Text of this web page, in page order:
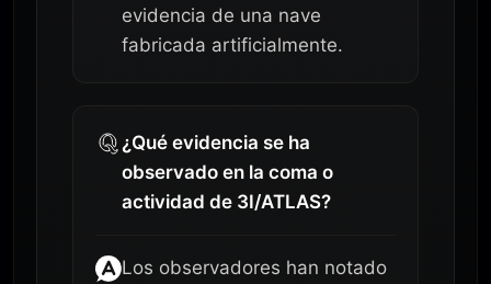
evidencia de una nave
fabricada artificialmente.
¿Qué evidencia se ha
observado en la coma o
actividad de 3I/ATLAS?
Los observadores han notado